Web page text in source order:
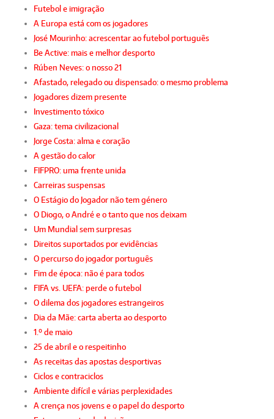
Futebol e imigração
A Europa está com os jogadores
José Mourinho: acrescentar ao futebol português
Be Active: mais e melhor desporto
Rúben Neves: o nosso 21
Afastado, relegado ou dispensado: o mesmo problema
Jogadores dizem presente
Investimento tóxico
Gaza: tema civilizacional
Jorge Costa: alma e coração
A gestão do calor
FIFPRO: uma frente unida
Carreiras suspensas
O Estágio do Jogador não tem género
O Diogo, o André e o tanto que nos deixam
Um Mundial sem surpresas
Direitos suportados por evidências
O percurso do jogador português
Fim de época: não é para todos
FIFA vs. UEFA: perde o futebol
O dilema dos jogadores estrangeiros
Dia da Mãe: carta aberta ao desporto
1.º de maio
25 de abril e o respeitinho
As receitas das apostas desportivas
Ciclos e contraciclos
Ambiente difícil e várias perplexidades
A crença nos jovens e o papel do desporto